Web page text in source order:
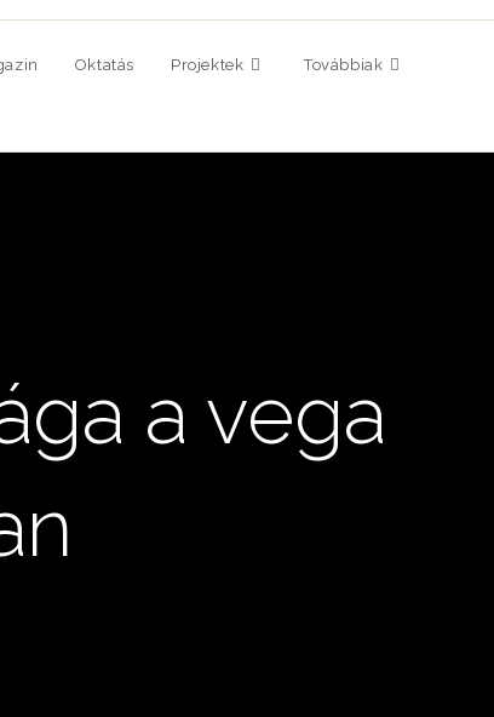
Oktatás Projektek Továbbiak
a vega